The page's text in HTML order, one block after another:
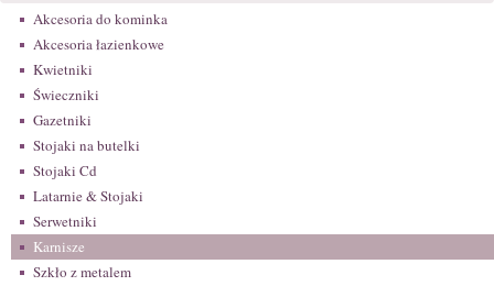
Akcesoria do kominka
Akcesoria łazienkowe
Kwietniki
Świeczniki
Gazetniki
Stojaki na butelki
Stojaki Cd
Latarnie & Stojaki
Serwetniki
Karnisze
Szkło z metalem